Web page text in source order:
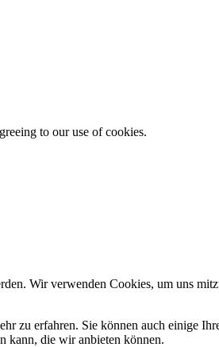
to our use of cookies.
Wir verwenden Cookies, um uns
zu erfahren. Sie können auch einige
kann, die wir anbieten können.